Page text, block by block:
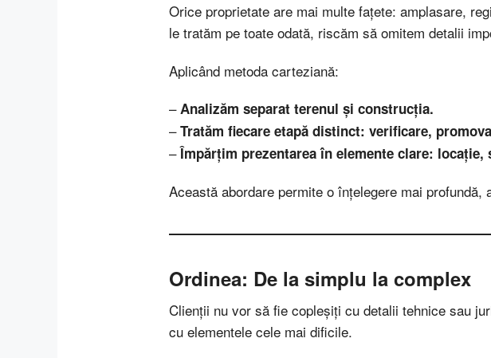
Orice proprietate are mai multe fațete: amplasare,
le tratăm pe toate odată, riscăm să omitem detalii
Aplicând metoda carteziană:
–Analizăm separat terenul și construcția.
–Tratăm fiecare etapă distinct: verificare,
–Împărțim prezentarea în elemente clare:
Această abordare permite o înțelegere mai
Ordinea: De la simplu la complex
Clienții nu vor să fie copleșiți cu detalii tehnice sau
cu elementele cele mai dificile.